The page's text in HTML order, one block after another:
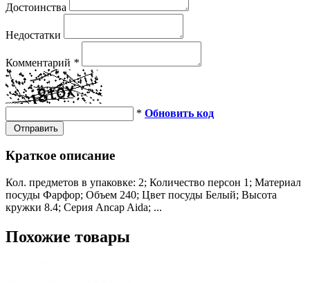
Достоинства
Недостатки
Комментарий *
* Обновить код
Отправить
Краткое описание
Кол. предметов в упаковке: 2; Количество персон 1; Материал
посуды Фарфор; Объем 240; Цвет посуды Белый; Высота
кружки 8.4; Серия Ancap Aida; ...
Похожие товары